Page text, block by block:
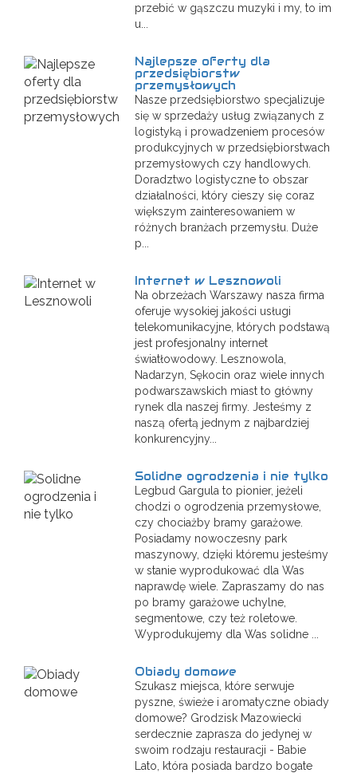
przebić w gąszczu muzyki i my, to im
u...
Najlepsze oferty dla
przedsiębiorstw
przemysłowych
Nasze przedsiębiorstwo specjalizuje
się w sprzedaży usług związanych z
logistyką i prowadzeniem procesów
produkcyjnych w przedsiębiorstwach
przemysłowych czy handlowych.
Doradztwo logistyczne to obszar
działalności, który cieszy się coraz
większym zainteresowaniem w
różnych branżach przemysłu. Duże
p...
Internet w Lesznowoli
Na obrzeżach Warszawy nasza firma
oferuje wysokiej jakości usługi
telekomunikacyjne, których podstawą
jest profesjonalny internet
światłowodowy. Lesznowola,
Nadarzyn, Sękocin oraz wiele innych
podwarszawskich miast to główny
rynek dla naszej firmy. Jesteśmy z
naszą ofertą jednym z najbardziej
konkurencyjny...
Solidne ogrodzenia i nie tylko
Legbud Gargula to pionier, jeżeli
chodzi o ogrodzenia przemysłowe,
czy chociażby bramy garażowe.
Posiadamy nowoczesny park
maszynowy, dzięki któremu jesteśmy
w stanie wyprodukować dla Was
naprawdę wiele. Zapraszamy do nas
po bramy garażowe uchylne,
segmentowe, czy też roletowe.
Wyprodukujemy dla Was solidne ...
Obiady domowe
Szukasz miejsca, które serwuje
pyszne, świeże i aromatyczne obiady
domowe? Grodzisk Mazowiecki
serdecznie zaprasza do jedynej w
swoim rodzaju restauracji - Babie
Lato, która posiada bardzo bogate